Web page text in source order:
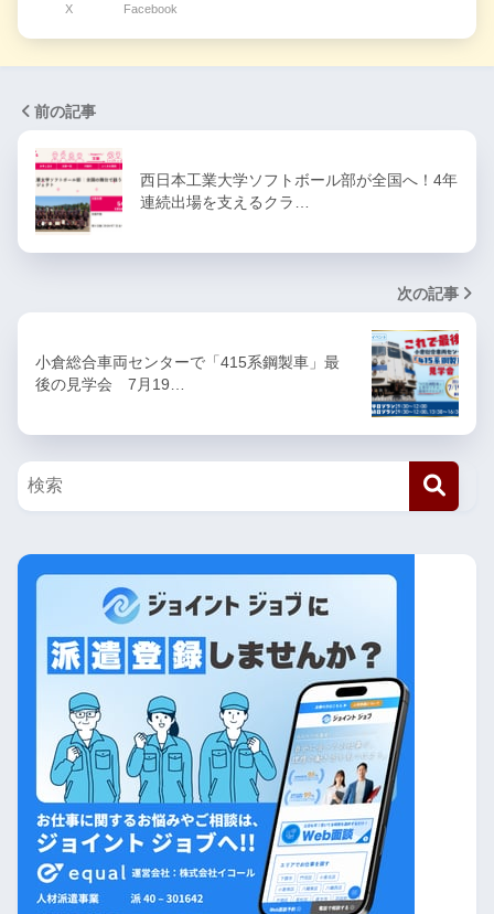
X Facebook
前の記事
西日本工業大学ソフトボール部が全国へ！4年
連続出場を支えるクラ…
次の記事
小倉総合車両センターで「415系鋼製車」最
後の見学会 7月19…